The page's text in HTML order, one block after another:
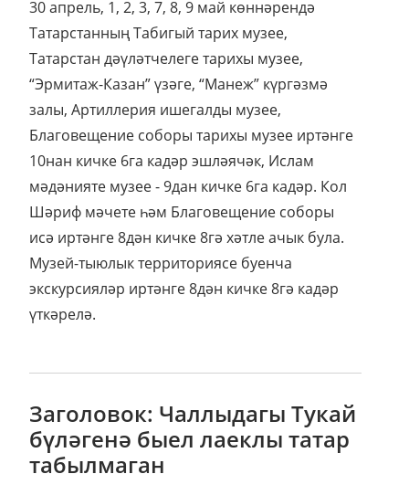
30 апрель, 1, 2, 3, 7, 8, 9 май көннәрендә
Татарстанның Табигый тарих музее,
Татарстан дәүләтчелеге тарихы музее,
“Эрмитаж-Казан” үзәге, “Манеж” күргәзмә
залы, Артиллерия ишегалды музее,
Благовещение соборы тарихы музее иртәнге
10нан кичке 6га кадәр эшләячәк, Ислам
мәдәнияте музее - 9дан кичке 6га кадәр. Кол
Шәриф мәчете һәм Благовещение соборы
исә иртәнге 8дән кичке 8гә хәтле ачык була.
Музей-тыюлык территориясе буенча
экскурсияләр иртәнге 8дән кичке 8гә кадәр
үткәрелә.
Заголовок: Чаллыдагы Тукай
бүләгенә быел лаеклы татар
табылмаган